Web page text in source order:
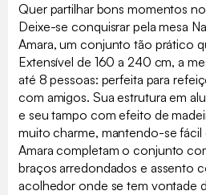
Quer partilhar bons momentos
Deixe-se conquisrar pela mesa
Amara, um conjunto tão prático
Extensível de 160 a 240 cm, a
até 8 pessoas: perfeita para
com amigos. Sua estrutura em
e seu tampo com efeito de
muito charme, mantendo-se fácil
Amara completam o conjunto
braços arredondados e assento
acolhedor onde se tem vontade